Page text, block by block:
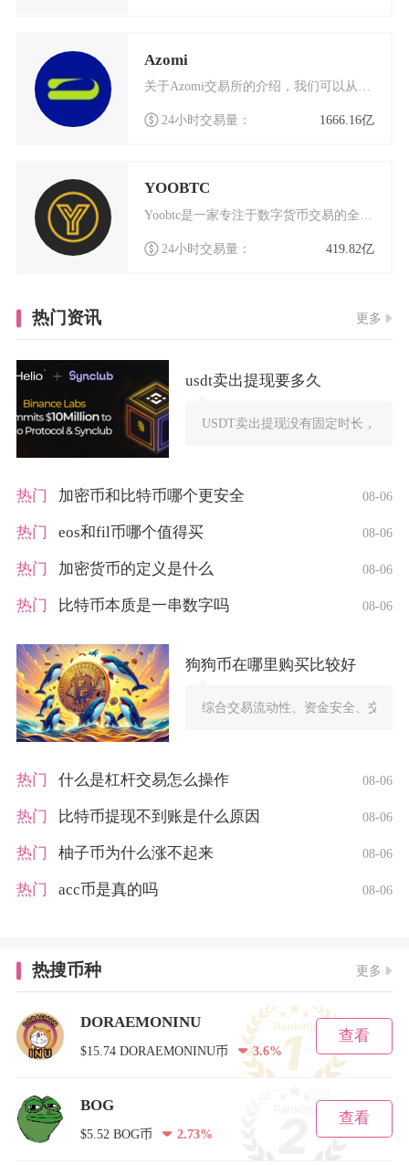
Azomi
24小时交易量： 1666.16亿
YOOBTC
24小时交易量： 419.82亿
热门资讯 更多
usdt卖出提现要多久
USDT卖出提现没有固定时长，整体
热门 加密币和比特币哪个更安全 08-06
热门 eos和fil币哪个值得买 08-06
热门 加密货币的定义是什么 08-06
热门 比特币本质是一串数字吗 08-06
狗狗币在哪里购买比较好
综合交易流动性、资金安全、交易
热门 什么是杠杆交易怎么操作 08-06
热门 比特币提现不到账是什么原因 08-06
热门 柚子币为什么涨不起来 08-06
热门 acc币是真的吗 08-06
热搜币种 更多
DORAEMONINU
$15.74 DORAEMONINU币 3.6%
查看
BOG
$5.52 BOG币 2.73%
查看